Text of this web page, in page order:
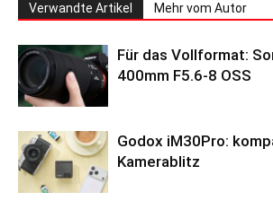
Verwandte Artikel Mehr vom Autor
Für das Vollformat:
400mm F5.6-8 OSS
Godox iM30Pro:
Kamerablitz